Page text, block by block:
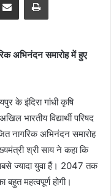
अभिनंदन समारोह में हुए
के इंदिरा गांधी कृषि
भारतीय विद्यार्थी परिषद
नागरिक अभिनंदन समारोह
श्री साय ने कहा कि
ज्यादा युवा हैं। 2047 तक
महत्वपूर्ण होगी।